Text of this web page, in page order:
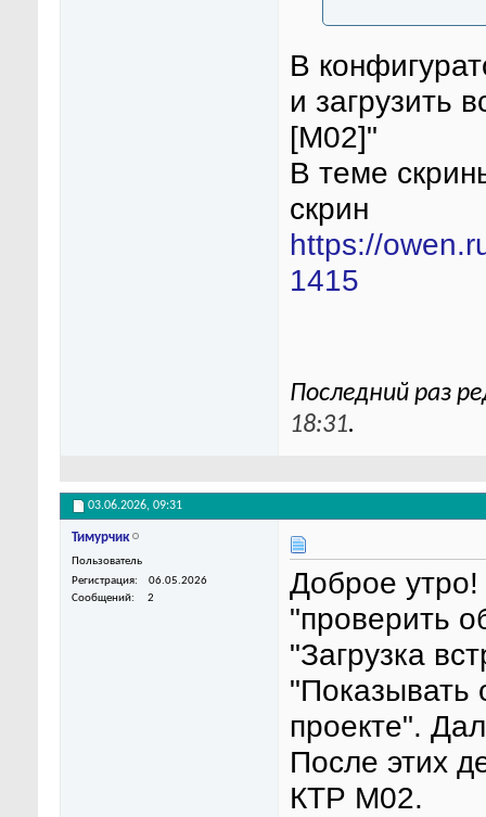
В
и загрузить
[М02]"
В теме
скрин
https://
1415
Последний раз
18:31.
03.06.2026, 09:31
Тимурчик
Пользователь
Регистрация
06.05.2026
Сообщений
2
Доброе
"проверить
"Загрузка
"Показывать
проекте".
После этих
КТР М02.